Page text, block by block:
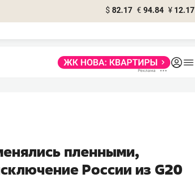
$ 82.17 € 94.84 ¥ 12.17
пленными,
России из G20